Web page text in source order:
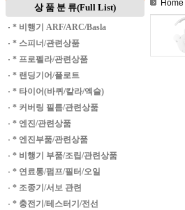
상 품 분 류(Full List)
· * 비행기 ARF/ARC/Basla
· * 스피너/관련상품
· * 프로펠라/관련상품
· * 랜딩기어/플로트
· * 타이어(바퀴/칼라/엑슬)
· * 커버링 필름/관련상품
· * 엔진/관련상품
· * 엔진부품/관련상품
· * 비행기 부품/조립/관련상품
· * 연료통/펌프/필터/오일
· * 조종기/서보 관련
· * 충전기/테스터기/전선
Home